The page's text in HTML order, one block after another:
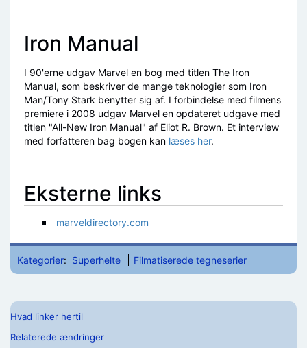
Iron Manual
I 90'erne udgav Marvel en bog med titlen The Iron
Manual, som beskriver de mange teknologier som Iron
Man/Tony Stark benytter sig af. I forbindelse med filmens
premiere i 2008 udgav Marvel en opdateret udgave med
titlen "All-New Iron Manual" af Eliot R. Brown. Et interview
med forfatteren bag bogen kan læses her.
Eksterne links
marveldirectory.com
Kategorier: Superhelte Filmatiserede tegneserier
Hvad linker hertil
Relaterede ændringer